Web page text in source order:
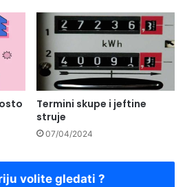
Termini skupe i jeftine
struje
07/04/2024
volite gledati ?